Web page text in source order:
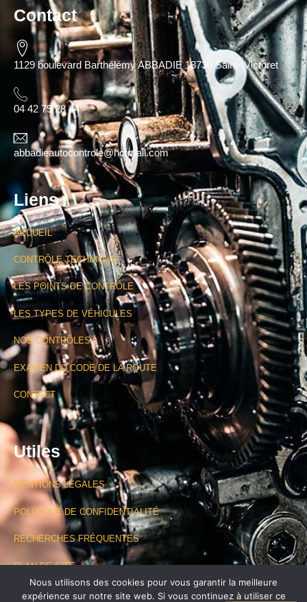
Contact
1129 boulevard Barthélémy ABBADIE 13730 Saint- Victoret
04 42 79 28 44
abbadieautocontrole@hotmail.com
Liens
ACCUEIL
CONTRÔLE TECHNIQUE
LES POINTS DE CONTRÔLE
LES TYPES DE VÉHICULES
NOS CONTRÔLES
EXAMEN DU CODE DE LA ROUTE
CONTACT
Utiles
MENTIONS LÉGALES
POLITIQUE DE CONFIDENTIALITÉ
RECHERCHES FRÉQUENTES
PLAN DE SITE
Nous utilisons des cookies pour vous garantir la meilleure
expérience sur notre site web. Si vous continuez à utiliser ce